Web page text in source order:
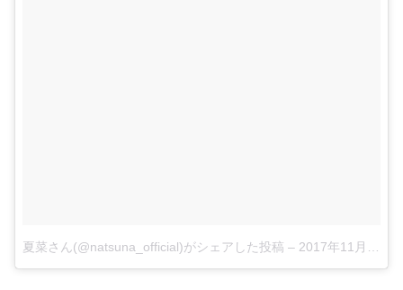
夏菜さん(@natsuna_official)がシェアした投稿 – 2017年11月月6日午前4時48分PST